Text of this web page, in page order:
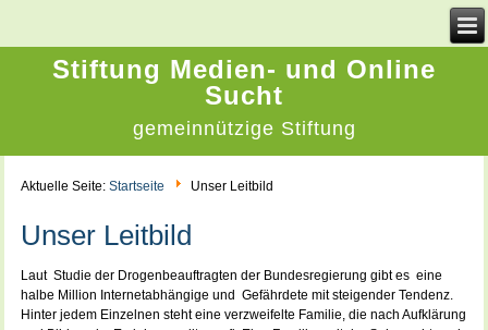
Stiftung Medien- und Online
Sucht
gemeinnützige Stiftung
Aktuelle Seite:Startseite Unser Leitbild
Unser Leitbild
Laut Studie der Drogenbeauftragten der Bundesregierung gibt es eine
halbe Million Internetabhängige und Gefährdete mit steigender Tendenz.
Hinter jedem Einzelnen steht eine verzweifelte Familie, die nach Aufklärung